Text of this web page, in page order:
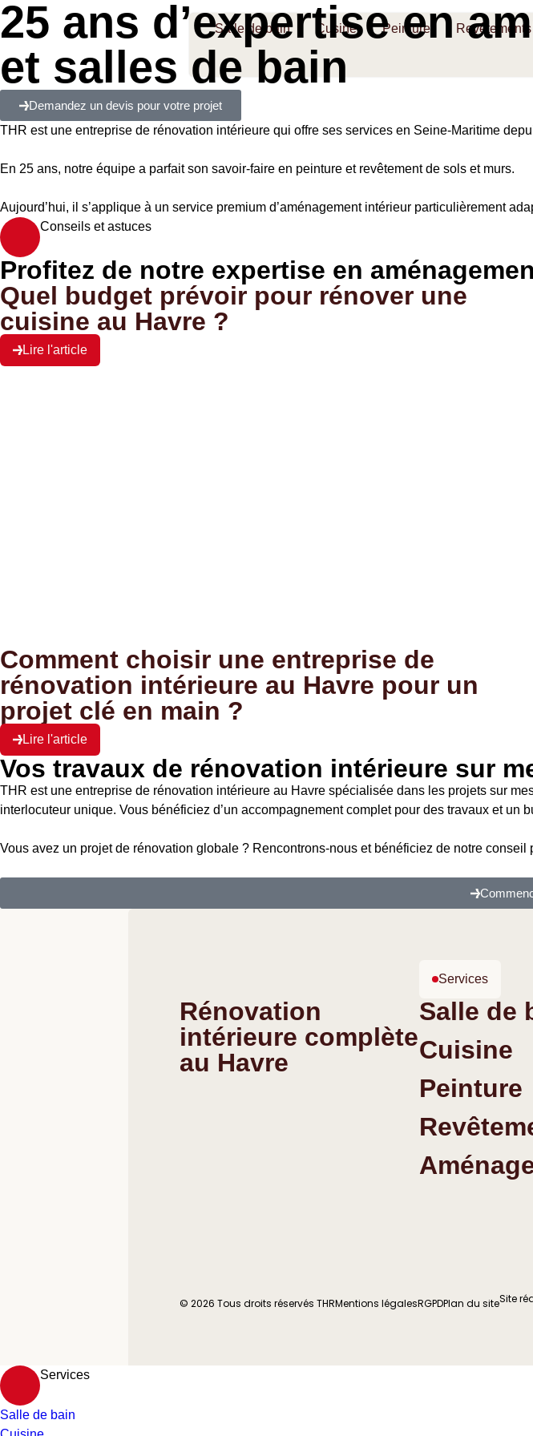
Salle de bain Cusine Peinture Revêtements
25 ans d’expertise en
et salles de bain
Demandez un devis pour votre projet
THR est une entreprise de rénovation intérieure qui offre ses services en Seine-Maritime
En 25 ans, notre équipe a parfait son savoir-faire en peinture et revêtement de sols et murs.
Aujourd’hui, il s’applique à un service premium d’aménagement intérieur particulièrement
Conseils et astuces
Profitez de notre expertise en
Quel budget prévoir pour rénover une
cuisine au Havre ?
Lire l'article
Comment choisir une entreprise de
rénovation intérieure au Havre pour un
projet clé en main ?
Lire l'article
Vos travaux de rénovation intérieure sur
THR est une entreprise de rénovation intérieure au Havre spécialisée dans les projets sur
interlocuteur unique. Vous bénéficiez d’un accompagnement complet pour des travaux et un
Vous avez un projet de rénovation globale ? Rencontrons-nous et bénéficiez de notre conseil
Rénovation
intérieure complète
au Havre
Services
Salle de
Cuisine
Peinture
© 2026 Tous droits réservés THRMentions légalesRGPDPlan du siteSite
Services
Salle de bain